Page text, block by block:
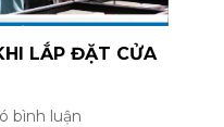
LẮP ĐẶT CỬA
bình luận